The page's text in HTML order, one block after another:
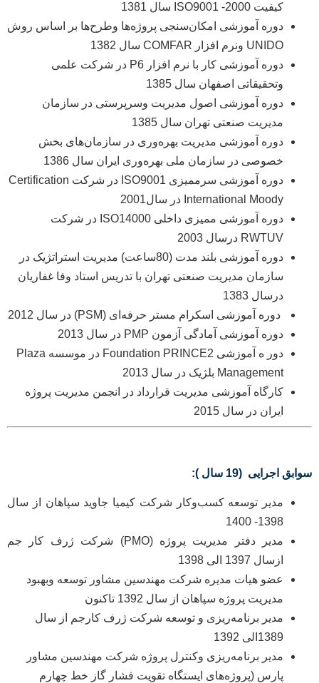
کیفیت 2000- ISO9001 سال 1381
دوره آموزشی امکان‌سنجی پروژه‌ها وطرح‌ها بر اساس روش
UNIDO ونرم افزار COMFAR سال 1382
دوره آموزشی کار با نرم افزار P6 در شرکت علمی
وتحقیقاتی اصفهان سال 1385
دوره آموزشی اصول مدیریت وسرپرستی در سازمان
مدیریت صنعتی تهران سال 1385
دوره آموزشی مدیریت بهره‌وری در سازمان‌های بخش
خصوصی در سازمان ملی بهره‌وری ایران سال 1386
دوره آموزشی سرممیزی ISO9001 در شرکت Certification
International Moody در سال2001
دوره آموزشی ممیزی داخلی ISO14000 در شرکت
RWTUV درسال 2003
دوره آموزشی بلند مدت (80ساعت) مدیریت استراتژیک در
سازمان مدیریت صنعتی تهران با تدریس استاد وفا غفاریان
درسال 1383
دوره آموزشی اسکرام مستر حرفه‌ای (PSM) در سال 2012
دوره آموزشی آمادگی آزمون PMP در سال 2013
دور ه آموزشی Foundation PRINCE2 در موسسه Plaza
Management بلژیک در سال 2013
کارگاه آموزشی مدیریت قرارداد در انجمن مدیریت پروژه
ایران در سال 2015
سوابق اجرایی (19 سال ):
مدیر توسعه کسب‌وکار شرکت کیمیا جاوید سپاهان از سال
1398- 1400
مدیر دفتر مدیریت پروژه (PMO) شرکت ژرف کار جم
ازسال 1397 الی 1398
عضو هیات مدیره شرکت مهندسین مشاور توسعه وبهبود
مدیریت پروژه سپاهان از سال 1392 تاکنون
مدیر برنامه‌ریزی و توسعه شرکت ژرف کارجم از سال
1389الی 1392
مدیر برنامه‌ریزی وکنترل پروژه شرکت مهندسین مشاور
پارس (پروژه‌های ایستگاه تقویت فشار گاز خط چهارم